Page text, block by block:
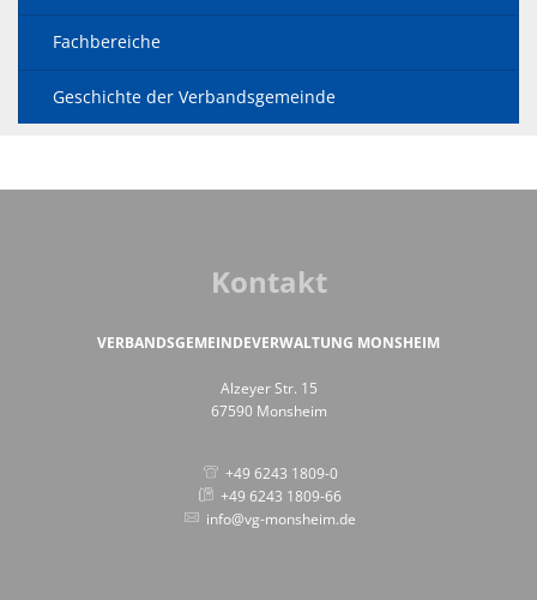
Fachbereiche
Geschichte der Verbandsgemeinde
Kontakt
VERBANDSGEMEINDEVERWALTUNG MONSHEIM
Alzeyer Str. 15
67590 Monsheim
+49 6243 1809-0
+49 6243 1809-66
info@vg-monsheim.de